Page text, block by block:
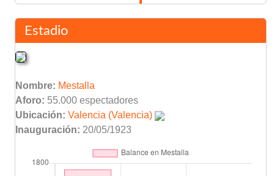
61'
Estadio
Nombre: Mestalla
Aforo: 55.000 espectadores
Ubicación: Valencia (Valencia)
Inauguración: 20/05/1923